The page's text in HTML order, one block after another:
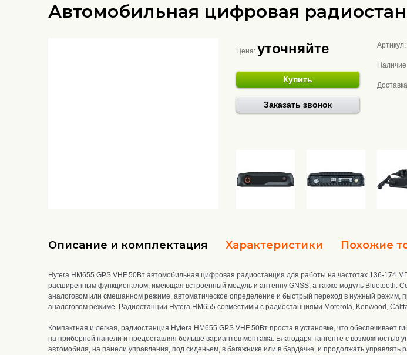
Автомобильная цифровая
Цена: уточняйте
Купить
Заказать звонок
Артикул:
Описание и комплектация Характеристики Похожие
Hytera HM655 GPS VHF 50Вт автомобильная цифровая радиостанция для работы на частотах 136-174
расширенным функционалом, имеющая встроенный модуль и антенну GNSS, а также модуль Bluetooth.
аналоговом или смешанном режиме, автоматическое определение и быстрый переход в нужный
аналоговом режиме. Радиостанции Hytera HM655 совместимы с радиостанциями Motorola, Kenwood,
Компактная и легкая, радиостанция Hytera HM655 GPS VHF 50Вт проста в установке, что обеспечивает
на приборной панели и предоставляя больше вариантов монтажа. Благодаря тангенте с
автомобиля, на панели управления, под сиденьем, в багажнике или в бардачке, и продолжать управлять